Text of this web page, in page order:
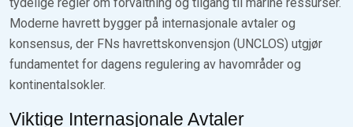
Moderne havrett bygger på internasjonale avtaler og
konsensus, der FNs havrettskonvensjon (UNCLOS) utgjør
fundamentet for dagens regulering av havområder og
kontinentalsokler.
Viktige Internasjonale Avtaler